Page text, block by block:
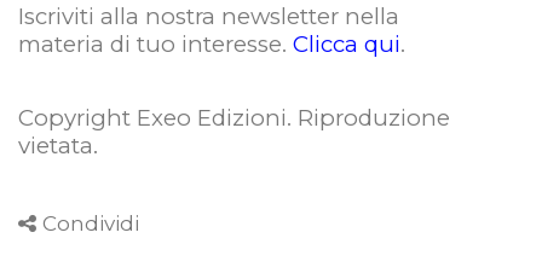
Iscriviti alla nostra newsletter nella
materia di tuo interesse. Clicca qui.
Copyright Exeo Edizioni. Riproduzione
vietata.
Condividi